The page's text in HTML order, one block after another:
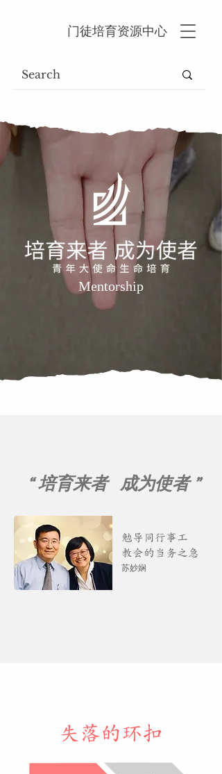
门徒培育资源中心
Mentorship
“ 培育来者 成为使者 ”
勉导同行事工
教会的当务之急
苏妙娴
失落的环扣